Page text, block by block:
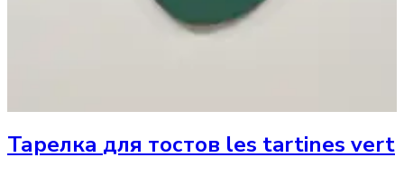
Тарелка для тостов les tartines vert